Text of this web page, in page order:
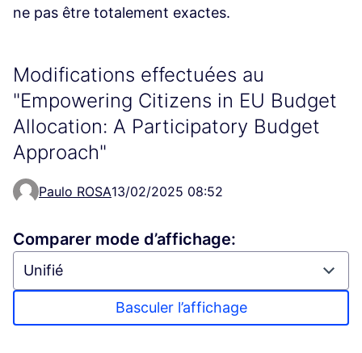
ne pas être totalement exactes.
Modifications effectuées au
"Empowering Citizens in EU Budget
Allocation: A Participatory Budget
Approach"
Paulo ROSA13/02/2025 08:52
Comparer mode d’affichage:
Basculer l’affichage